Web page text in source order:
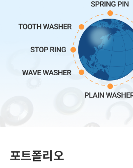
포트폴리오